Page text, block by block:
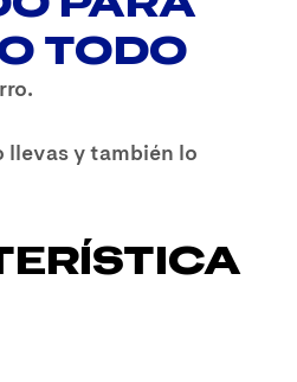
TODO
llevas y también lo